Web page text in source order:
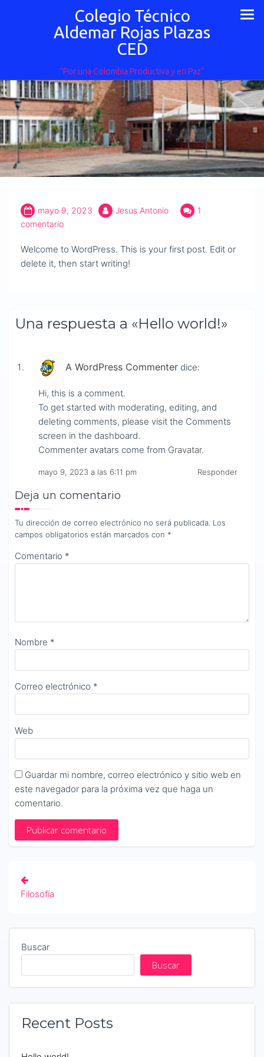
Colegio Técnico
Aldemar Rojas Plazas
CED
"Por una Colombia Productiva y en Paz"
mayo 9, 2023 Jesus Antonio
1
comentario
Welcome to WordPress. This is your first post. Edit or
delete it, then start writing!
Una respuesta a «Hello world!»
A WordPress Commenter dice:
mayo 9, 2023 a las 6:11 pm
Hi, this is a comment.
To get started with moderating, editing, and
deleting comments, please visit the Comments
screen in the dashboard.
Commenter avatars come from Gravatar.
Responder
Deja un comentario
Tu dirección de correo electrónico no será publicada. Los
campos obligatorios están marcados con *
Comentario *
Nombre *
Correo electrónico *
Web
Guardar mi nombre, correo electrónico y sitio web en
este navegador para la próxima vez que haga un
comentario.
Navegación
entradas
Filosofía
Buscar
Buscar
Recent Posts